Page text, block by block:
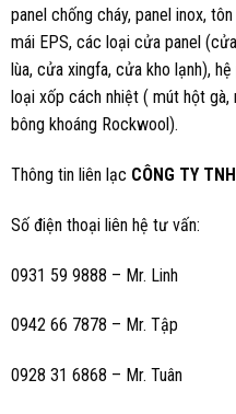
panel chống cháy, panel inox,
mái EPS, các loại cửa panel
lùa, cửa xingfa, cửa kho lạnh),
loại xốp cách nhiệt ( mút hột
bông khoáng Rockwool).
Thông tin liên lạc CÔNG TY
Số điện thoại liên hệ tư vấn:
0931 59 9888 – Mr. Linh
0942 66 7878 – Mr. Tập
0928 31 6868 – Mr. Tuân